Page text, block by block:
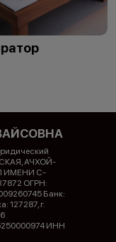
АЧХОЙ-
ИМЕНИ С-
ОГРН:
Банк:
127287, г.
ИНН